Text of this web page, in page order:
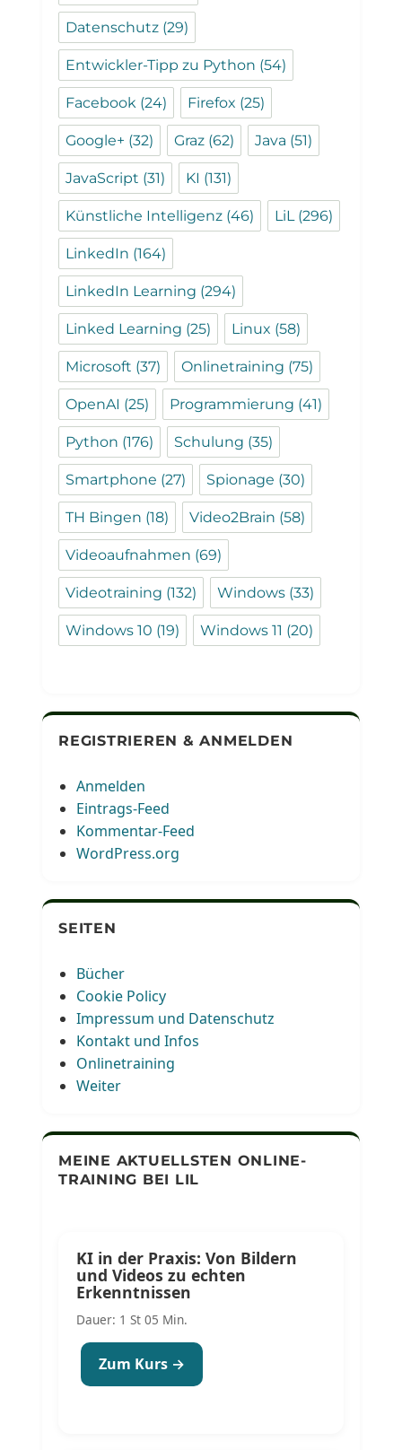
Datenschutz (29)
Entwickler-Tipp zu Python (54)
Facebook (24) Firefox (25)
Google+ (32) Graz (62) Java (51)
JavaScript (31) KI (131)
Künstliche Intelligenz (46) LiL(296)
LinkedIn (164)
LinkedIn Learning (294)
Linked Learning (25) Linux (58)
Microsoft (37) Onlinetraining (75)
OpenAI (25) Programmierung (41)
Python (176) Schulung (35)
Smartphone (27) Spionage (30)
TH Bingen (18) Video2Brain (58)
Videoaufnahmen (69)
Videotraining (132) Windows (33)
Windows 10 (19) Windows 11 (20)
REGISTRIEREN & ANMELDEN
Anmelden
Eintrags-Feed
Kommentar-Feed
WordPress.org
SEITEN
Bücher
Cookie Policy
Impressum und Datenschutz
Kontakt und Infos
Onlinetraining
Weiter
MEINE AKTUELLSTEN ONLINE-
TRAINING BEI LIL
KI in der Praxis: Von Bildern
und Videos zu echten
Erkenntnissen
Dauer: 1 St 05 Min.
Zum Kurs →